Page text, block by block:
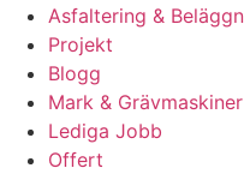
Asfaltering &
Projekt
Blogg
Mark & Grävmaskiner
Lediga Jobb
Offert